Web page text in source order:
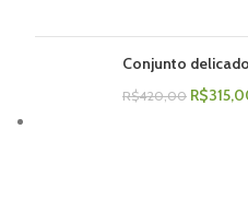
Conjunto
R$420,00 R$